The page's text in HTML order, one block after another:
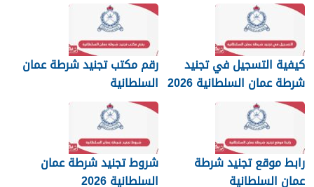
كيفية التسجيل في تجنيد
شرطة عمان السلطانية 2026
رقم مكتب تجنيد شرطة عمان
السلطانية
رابط موقع تجنيد شرطة
عمان السلطانية
شروط تجنيد شرطة عمان
السلطانية 2026